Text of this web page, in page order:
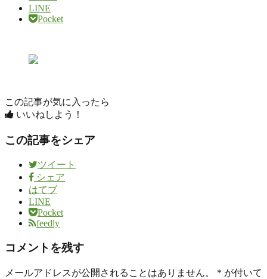
LINE
Pocket
この記事が気に入ったら
いいねしよう！
この記事をシェア
ツイート
シェア
はてブ
LINE
Pocket
feedly
コメントを残す
メールアドレスが公開されることはありません。 * が付いて